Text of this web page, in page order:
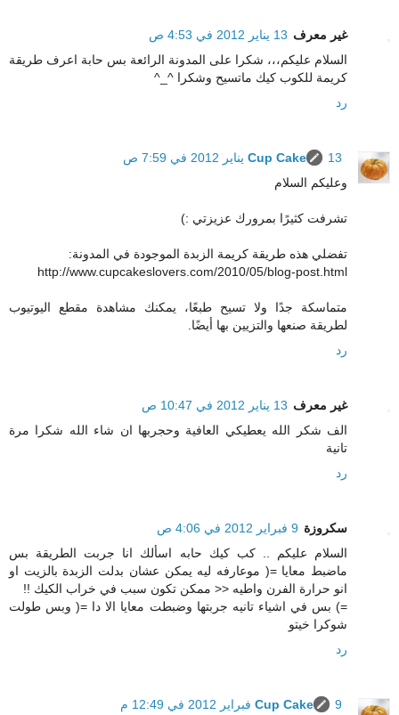
غير معرف 13 يناير 2012 في 4:53 ص
السلام عليكم،،، شكرا على المدونة الرائعة بس حابة اعرف طريقة
كريمة للكوب كيك ماتسيح وشكرا ^_^
رد
Cup Cake
13 يناير 2012 في 7:59 ص
وعليكم السلام
تشرفت كثيرًا بمرورك عزيزتي :)
تفضلي هذه طريقة كريمة الزبدة الموجودة في المدونة:
http://www.cupcakeslovers.com/2010/05/blog-post.html
متماسكة جدًا ولا تسيح طبعًا، يمكنك مشاهدة مقطع اليوتيوب
لطريقة صنعها والتزيين بها أيضًا.
رد
غير معرف 13 يناير 2012 في 10:47 ص
الف شكر الله يعطيكي العافية وحجربها ان شاء الله شكرا مرة
تانية
رد
سكروزة 9 فبراير 2012 في 4:06 ص
السلام عليكم .. كب كيك حابه اسألك انا جربت الطريقة بس
ماضبط معايا =( موعارفه ليه يمكن عشان بدلت الزبدة بالزيت او
انو حرارة الفرن واطيه << ممكن تكون سبب في خراب الكيك !!
=) بس في اشياء تانيه جربتها وضبطت معايا الا دا =( وبس طولت
شوكرا خيتو
رد
Cup Cake 9 فبراير 2012 في 12:49 م